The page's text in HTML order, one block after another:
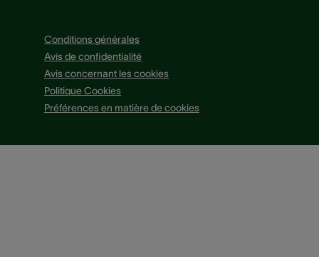
Conditions générales
Avis de confidentialité
Avis concernant les cookies
Politique Cookies
Préférences en matière de cookies